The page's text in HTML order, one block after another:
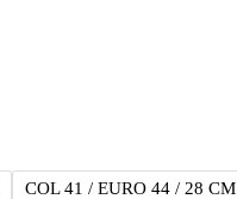
COL 41 / EURO 44 / 28 CM